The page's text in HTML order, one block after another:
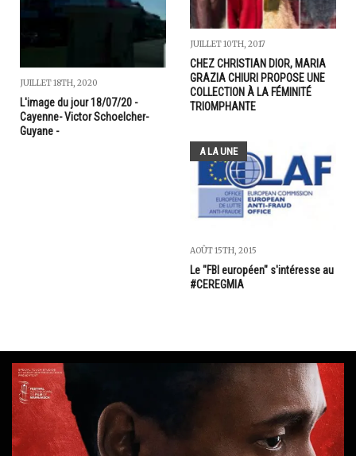
JUILLET 18TH, 2020
L'image du jour 18/07/20 -
Cayenne- Victor Schoelcher-
Guyane -
JUILLET 10TH, 2017
CHEZ CHRISTIAN DIOR, MARIA
GRAZIA CHIURI PROPOSE UNE
COLLECTION À LA FÉMINITÉ
TRIOMPHANTE
A LA UNE
AOÛT 15TH, 2015
Le "FBI européen" s'intéresse au
#CEREGMIA